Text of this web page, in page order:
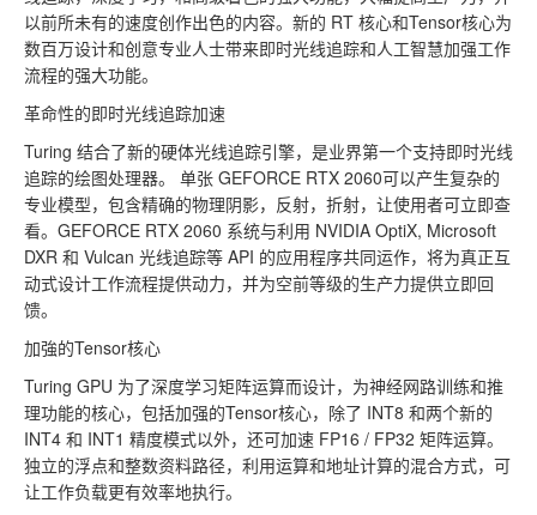
以前所未有的速度创作出色的内容。新的 RT 核心和Tensor核心为
数百万设计和创意专业人士带来即时光线追踪和人工智慧加强工作
流程的强大功能。
革命性的即时光线追踪加速
Turing 结合了新的硬体光线追踪引擎，是业界第一个支持即时光线
追踪的绘图处理器。 单张 GEFORCE RTX 2060可以产生复杂的
专业模型，包含精确的物理阴影，反射，折射，让使用者可立即查
看。GEFORCE RTX 2060 系统与利用 NVIDIA OptiX, Microsoft
DXR 和 Vulcan 光线追踪等 API 的应用程序共同运作，将为真正互
动式设计工作流程提供动力，并为空前等级的生产力提供立即回
馈。
加強的Tensor核心
Turing GPU 为了深度学习矩阵运算而设计，为神经网路训练和推
理功能的核心，包括加强的Tensor核心，除了 INT8 和两个新的
INT4 和 INT1 精度模式以外，还可加速 FP16 / FP32 矩阵运算。
独立的浮点和整数资料路径，利用运算和地址计算的混合方式，可
让工作负载更有效率地执行。